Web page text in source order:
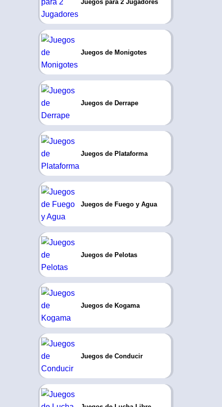
Juegos para 2 Jugadores
Juegos de Monigotes
Juegos de Derrape
Juegos de Plataforma
Juegos de Fuego y Agua
Juegos de Pelotas
Juegos de Kogama
Juegos de Conducir